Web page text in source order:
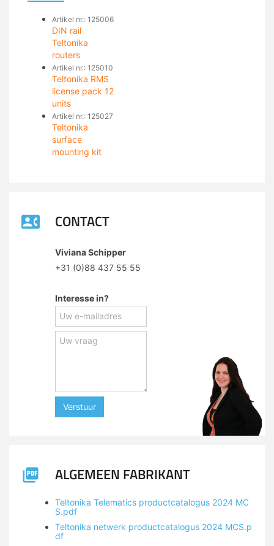
Artikel nr.: 125006
DIN rail
Teltonika
routers
Artikel nr.: 125010
Teltonika RMS
license pack 12
units
Artikel nr.: 125027
Teltonika
surface
mounting kit
CONTACT
Viviana Schipper
+31 (0)88 437 55 55
Interesse in?
Verstuur
ALGEMEEN FABRIKANT
Teltonika Telematics productcatalogus 2024 MC
S.pdf
Teltonika netwerk productcatalogus 2024 MCS.p
df